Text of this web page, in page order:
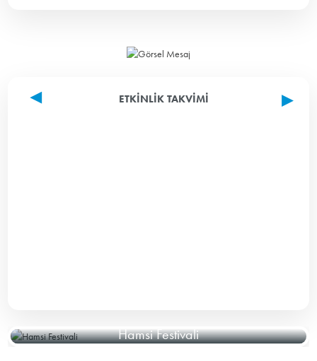
ETKINLIK TAKVIMI
Hamsi Festivali